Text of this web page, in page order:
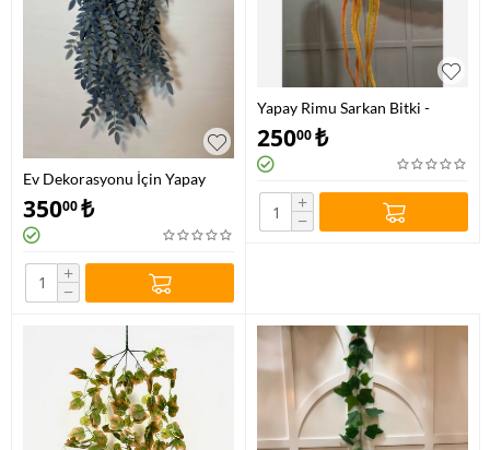
Ev Dekorasyonu İçin Yapay
Sarmaşık
35000₺
+
−
Yapay Rimu Sarkan Bitki -
Koyu Yeşil
25000₺
+
−